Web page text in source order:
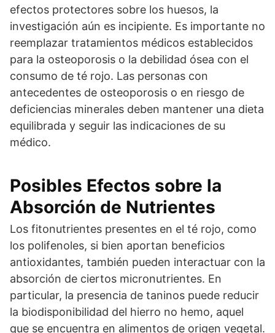
efectos protectores sobre los huesos, la
investigación aún es incipiente. Es importante no
reemplazar tratamientos médicos establecidos
para la osteoporosis o la debilidad ósea con el
consumo de té rojo. Las personas con
antecedentes de osteoporosis o en riesgo de
deficiencias minerales deben mantener una dieta
equilibrada y seguir las indicaciones de su
médico.
Posibles Efectos sobre la
Absorción de Nutrientes
Los fitonutrientes presentes en el té rojo, como
los polifenoles, si bien aportan beneficios
antioxidantes, también pueden interactuar con la
absorción de ciertos micronutrientes. En
particular, la presencia de taninos puede reducir
la biodisponibilidad del hierro no hemo, aquel
que se encuentra en alimentos de origen vegetal.